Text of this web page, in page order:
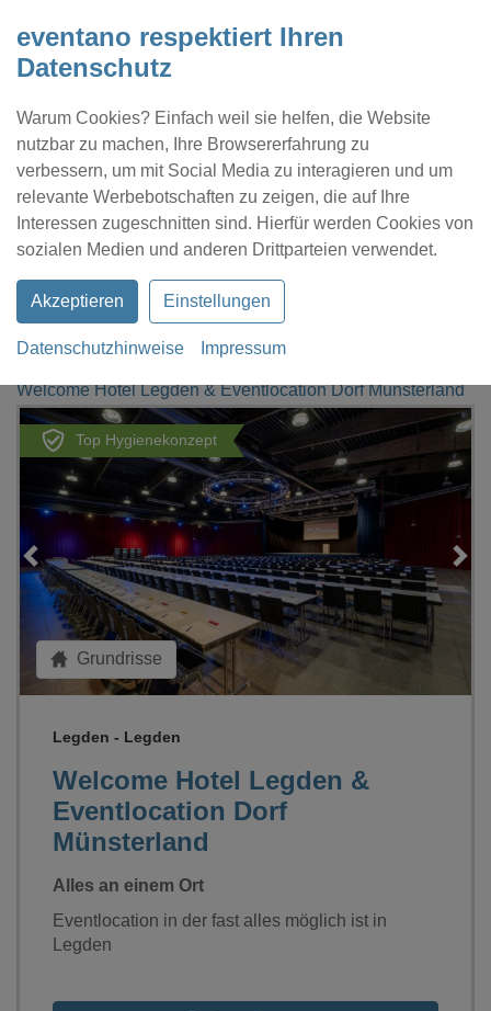
eventano respektiert Ihren
Datenschutz
Warum Cookies? Einfach weil sie helfen, die Website
nutzbar zu machen, Ihre Browsererfahrung zu
verbessern, um mit Social Media zu interagieren und um
relevante Werbebotschaften zu zeigen, die auf Ihre
Interessen zugeschnitten sind. Hierfür werden Cookies von
sozialen Medien und anderen Drittparteien verwendet.
Akzeptieren Einstellungen
Datenschutzhinweise Impressum
Kontakt Location eintragen Profil
Welcome Hotel Legden & Eventlocation Dorf Münsterland
Top Hygienekonzept
Grundrisse
Welcome Hotel Legden &
Eventlocation Dorf
Münsterland
Legden - Legden
Alles an einem Ort
Eventlocation in der fast alles möglich ist in
Legden